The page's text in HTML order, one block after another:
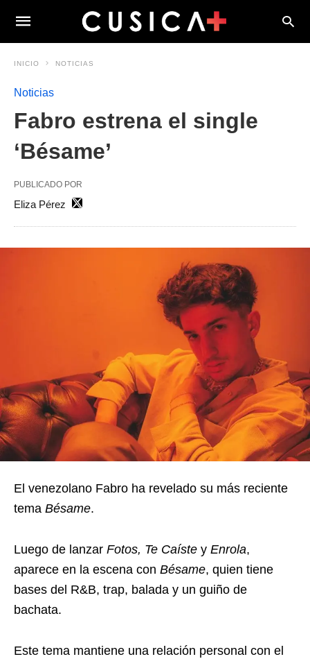
INICIO NOTICIAS
Noticias
Fabro estrena el single
‘Bésame’
PUBLICADO POR
Eliza Pérez
El venezolano Fabro ha revelado su más reciente
tema Bésame.
Luego de lanzar Fotos, Te Caíste y Enrola,
aparece en la escena con Bésame, quien tiene
bases del R&B, trap, balada y un guiño de
bachata.
Este tema mantiene una relación personal con el